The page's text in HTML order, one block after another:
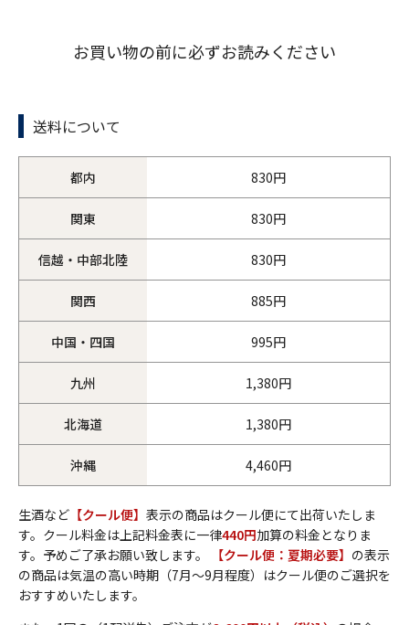
お買い物の前に必ずお読みください
送料について
都内 830円
関東 830円
信越・中部北陸 830円
関西 885円
中国・四国 995円
九州 1,380円
北海道 1,380円
沖縄 4,460円
生酒など 【クール便】 表示の商品はクール便にて出荷いたしま
す。クール料金は上記料金表に一律440円加算の料金となりま
す。予めご了承お願い致します。
【クール便：夏期必要】 の表示
の商品は気温の高い時期（7月～9月程度）はクール便のご選択を
おすすめいたします。